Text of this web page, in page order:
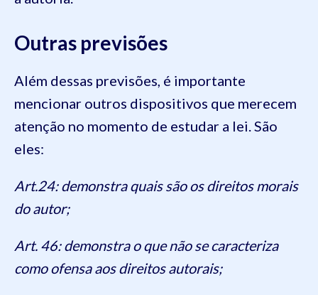
Outras previsões
Além dessas previsões, é importante
mencionar outros dispositivos que merecem
atenção no momento de estudar a lei. São
eles:
Art.24: demonstra quais são os direitos morais
do autor;
Art. 46: demonstra o que não se caracteriza
como ofensa aos direitos autorais;